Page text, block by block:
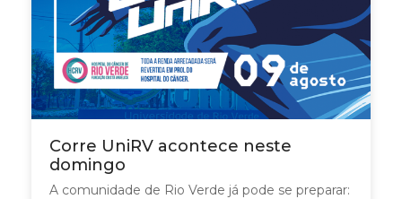
Corre UniRV acontece neste
domingo
A comunidade de Rio Verde já pode se preparar: